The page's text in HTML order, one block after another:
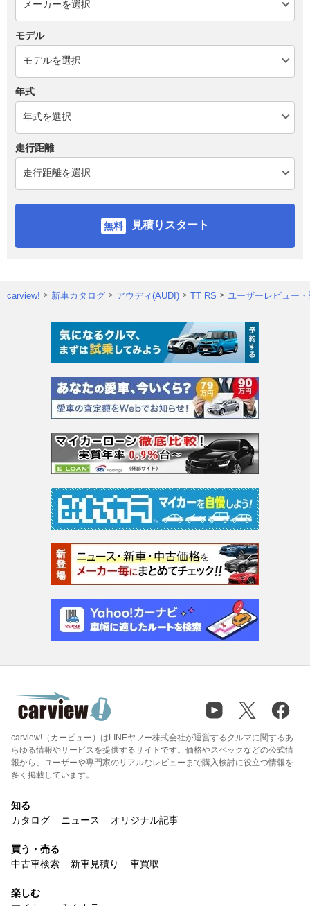
モデル
年式
走行距離
見積りスタート
carview! 新車カタログ アウディ(AUDI) TT RS ユーザーレビュー
carview!（カービュー）はLINEヤフー株式会社が運営するクルマに関するあ
らゆる情報やサービスを提供するサイトです。価格やスペックなどの公式情
報から、ユーザーや専門家のリアルなレビューまで購入検討に役立つ情報を
多く掲載しています。
知る
カタログ
ニュース オリジナル記事
買う・売る
中古車検索
新車見積り 車買取
楽しむ